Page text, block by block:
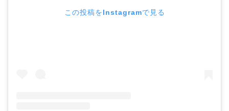
この投稿をInstagramで見る